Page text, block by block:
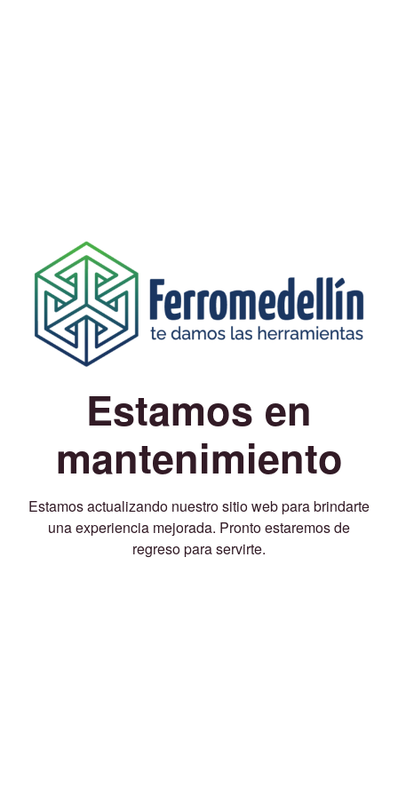
Estamos en
mantenimiento
Estamos actualizando nuestro sitio web para brindarte
una experiencia mejorada. Pronto estaremos de
regreso para servirte.